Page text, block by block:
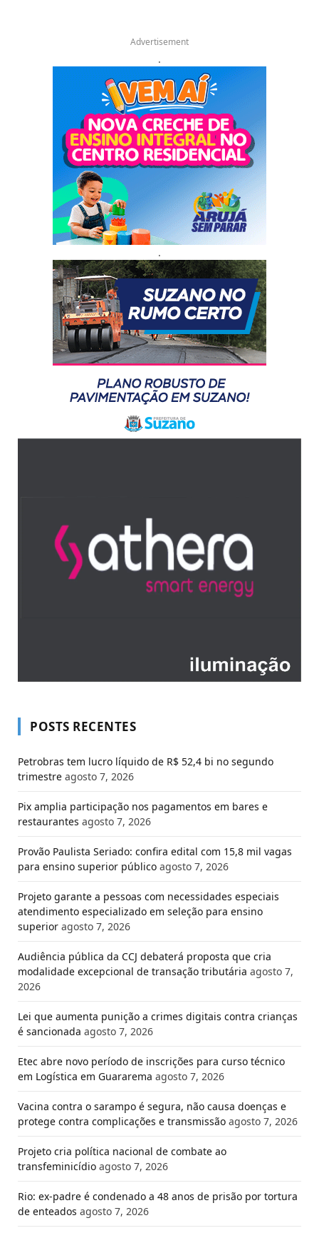
Advertisement
.
.
POSTS RECENTES
Petrobras tem lucro líquido de R$ 52,4 bi no segundo
trimestre agosto 7, 2026
Pix amplia participação nos pagamentos em bares e
restaurantes agosto 7, 2026
Provão Paulista Seriado: confira edital com 15,8 mil vagas
para ensino superior público agosto 7, 2026
Projeto garante a pessoas com necessidades especiais
atendimento especializado em seleção para ensino
superior agosto 7, 2026
Audiência pública da CCJ debaterá proposta que cria
modalidade excepcional de transação tributária agosto 7,
2026
Lei que aumenta punição a crimes digitais contra crianças
é sancionada agosto 7, 2026
Etec abre novo período de inscrições para curso técnico
em Logística em Guararema agosto 7, 2026
Vacina contra o sarampo é segura, não causa doenças e
protege contra complicações e transmissão agosto 7, 2026
Projeto cria política nacional de combate ao
transfeminicídio agosto 7, 2026
Rio: ex-padre é condenado a 48 anos de prisão por tortura
de enteados agosto 7, 2026